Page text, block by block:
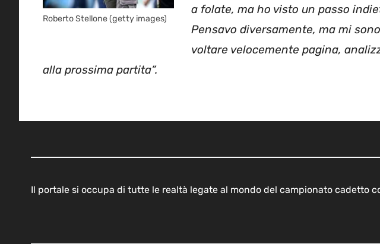
Roberto Stellone (getty images)
a folate, ma ho visto un passo
Pensavo diversamente, ma mi
voltare velocemente pagina,
alla prossima partita”.
Il portale si occupa di tutte le realtà legate al mondo del campionato cadetto